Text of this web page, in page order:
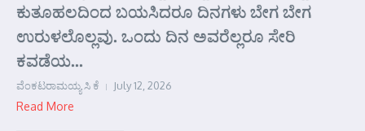
ಕುತೂಹಲದಿಂದ ಬಯಸಿದರೂ ದಿನಗಳು ಬೇಗ ಬೇಗ
ಉರುಳಲೊಲ್ಲವು. ಒಂದು ದಿನ ಅವರೆಲ್ಲರೂ ಸೇರಿ
ಕವಡೆಯ...
ವೆಂಕಟರಾಮಯ್ಯ ಸಿ ಕೆ July 12, 2026
Read More